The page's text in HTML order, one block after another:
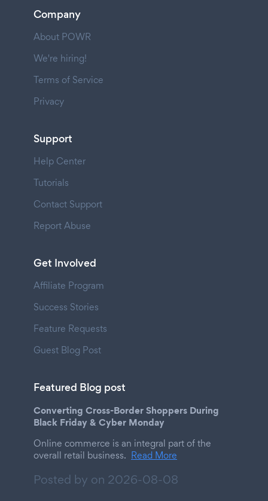
Company
About POWR
We're hiring!
Terms of Service
Privacy
Support
Help Center
Tutorials
Contact Support
Report Abuse
Get Involved
Affiliate Program
Success Stories
Feature Requests
Guest Blog Post
Featured Blog post
Converting Cross-Border Shoppers During
Black Friday & Cyber Monday
Online commerce is an integral part of the
overall retail business. Read More
Posted by on 2026-08-08